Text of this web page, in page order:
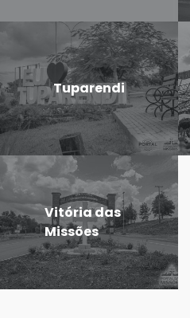
Tuparendi
Vitória das
Missões